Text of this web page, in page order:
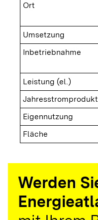
Ort
Umsetzung
Inbetriebnahme
Leistung (el.)
Eigennutzung
Fläche
Werden